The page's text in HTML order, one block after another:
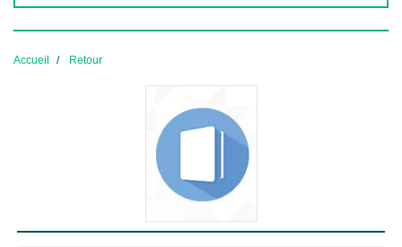
Accueil Retour